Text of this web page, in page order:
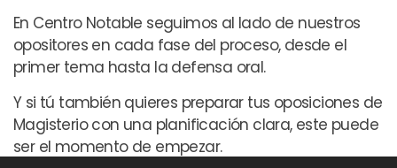
En Centro Notable seguimos al lado de nuestros
opositores en cada fase del proceso, desde el
primer tema hasta la defensa oral.
Y si tú también quieres preparar tus oposiciones de
Magisterio con una planificación clara, este puede
ser el momento de empezar.